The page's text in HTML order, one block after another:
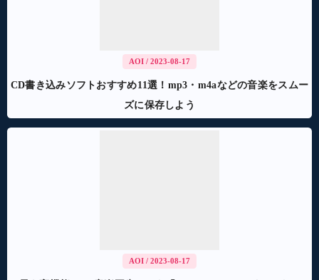
AOI / 2023-08-17
CD書き込みソフトおすすめ11選！mp3・m4aなどの音楽をスムー
ズに保存しよう
AOI / 2023-08-17